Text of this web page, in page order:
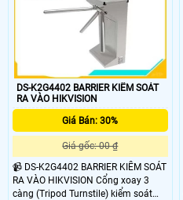
DS-K2G4402 BARRIER KIỂM SOÁT
RA VÀO HIKVISION
Giá Bán: 30%
Giá gốc: 00 ₫
📹 DS-K2G4402 BARRIER KIỂM SOÁT
RA VÀO HIKVISION Cổng xoay 3
càng (Tripod Turnstile) kiểm soát